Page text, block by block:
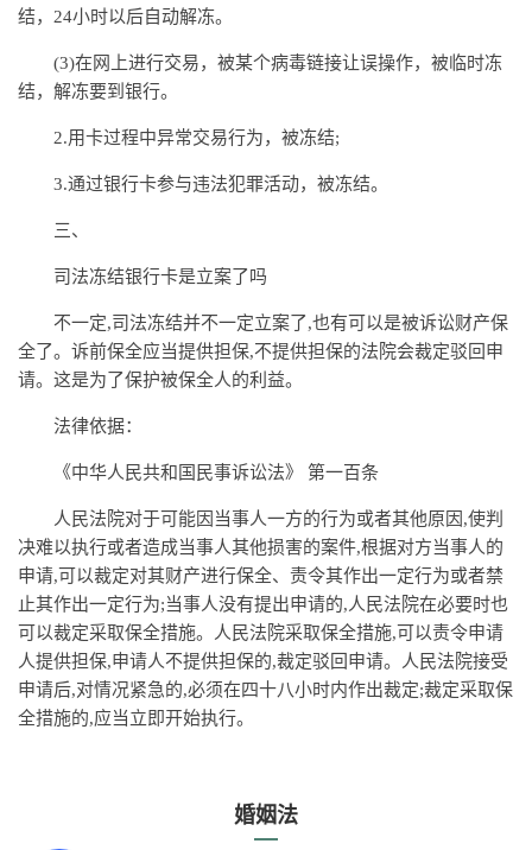
结，24小时以后自动解冻。
(3)在网上进行交易，被某个病毒链接让误操作，被临时冻
结，解冻要到银行。
2.用卡过程中异常交易行为，被冻结;
3.通过银行卡参与违法犯罪活动，被冻结。
三、
司法冻结银行卡是立案了吗
不一定,司法冻结并不一定立案了,也有可以是被诉讼财产保
全了。诉前保全应当提供担保,不提供担保的法院会裁定驳回申
请。这是为了保护被保全人的利益。
法律依据：
《中华人民共和国民事诉讼法》 第一百条
人民法院对于可能因当事人一方的行为或者其他原因,使判
决难以执行或者造成当事人其他损害的案件,根据对方当事人的
申请,可以裁定对其财产进行保全、责令其作出一定行为或者禁
止其作出一定行为;当事人没有提出申请的,人民法院在必要时也
可以裁定采取保全措施。人民法院采取保全措施,可以责令申请
人提供担保,申请人不提供担保的,裁定驳回申请。人民法院接受
申请后,对情况紧急的,必须在四十八小时内作出裁定;裁定采取保
全措施的,应当立即开始执行。
婚姻法